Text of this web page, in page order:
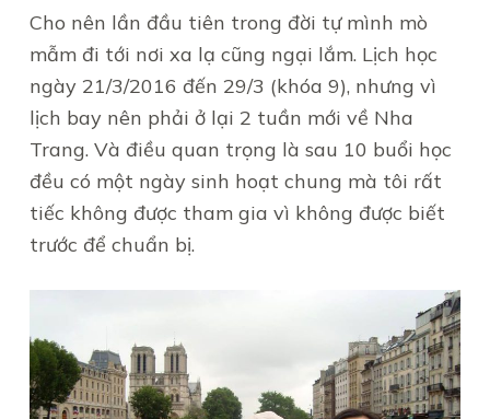
Cho nên lần đầu tiên trong đời tự mình mò
mẫm đi tới nơi xa lạ cũng ngại lắm. Lịch học
ngày 21/3/2016 đến 29/3 (khóa 9), nhưng vì
lịch bay nên phải ở lại 2 tuần mới về Nha
Trang. Và điều quan trọng là sau 10 buổi học
đều có một ngày sinh hoạt chung mà tôi rất
tiếc không được tham gia vì không được biết
trước để chuẩn bị.